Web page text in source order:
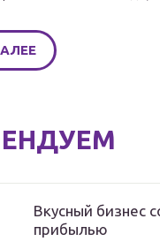
Вкусный бизнес
прибылью